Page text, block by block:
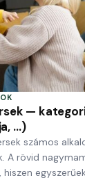
—
…)
számos
A rövid